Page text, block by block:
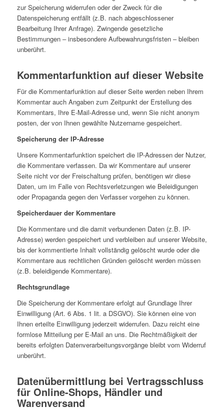
zur Speicherung widerrufen oder der Zweck für die
Datenspeicherung entfällt (z.B. nach abgeschlossener
Bearbeitung Ihrer Anfrage). Zwingende gesetzliche
Bestimmungen – insbesondere Aufbewahrungsfristen – bleiben
unberührt.
Kommentarfunktion auf dieser Website
Für die Kommentarfunktion auf dieser Seite werden neben Ihrem
Kommentar auch Angaben zum Zeitpunkt der Erstellung des
Kommentars, Ihre E-Mail-Adresse und, wenn Sie nicht anonym
posten, der von Ihnen gewählte Nutzername gespeichert.
Speicherung der IP-Adresse
Unsere Kommentarfunktion speichert die IP-Adressen der Nutzer,
die Kommentare verfassen. Da wir Kommentare auf unserer
Seite nicht vor der Freischaltung prüfen, benötigen wir diese
Daten, um im Falle von Rechtsverletzungen wie Beleidigungen
oder Propaganda gegen den Verfasser vorgehen zu können.
Speicherdauer der Kommentare
Die Kommentare und die damit verbundenen Daten (z.B. IP-
Adresse) werden gespeichert und verbleiben auf unserer Website,
bis der kommentierte Inhalt vollständig gelöscht wurde oder die
Kommentare aus rechtlichen Gründen gelöscht werden müssen
(z.B. beleidigende Kommentare).
Rechtsgrundlage
Die Speicherung der Kommentare erfolgt auf Grundlage Ihrer
Einwilligung (Art. 6 Abs. 1 lit. a DSGVO). Sie können eine von
Ihnen erteilte Einwilligung jederzeit widerrufen. Dazu reicht eine
formlose Mitteilung per E-Mail an uns. Die Rechtmäßigkeit der
bereits erfolgten Datenverarbeitungsvorgänge bleibt vom Widerruf
unberührt.
Datenübermittlung bei Vertragsschluss
für Online-Shops, Händler und
Warenversand